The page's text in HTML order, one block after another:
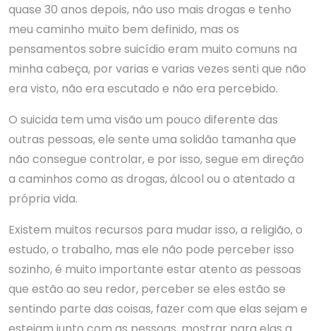
quase 30 anos depois, não uso mais drogas e tenho
meu caminho muito bem definido, mas os
pensamentos sobre suicídio eram muito comuns na
minha cabeça, por varias e varias vezes senti que não
era visto, não era escutado e não era percebido.
O suicida tem uma visão um pouco diferente das
outras pessoas, ele sente uma solidão tamanha que
não consegue controlar, e por isso, segue em direção
a caminhos como as drogas, álcool ou o atentado a
própria vida.
Existem muitos recursos para mudar isso, a religião, o
estudo, o trabalho, mas ele não pode perceber isso
sozinho, é muito importante estar atento as pessoas
que estão ao seu redor, perceber se eles estão se
sentindo parte das coisas, fazer com que elas sejam e